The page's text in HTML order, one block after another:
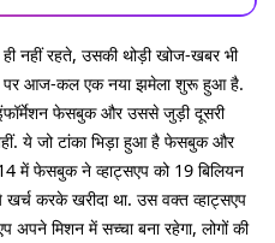
नहीं रहते, उसकी थोड़ी खोज-खबर भी
पर आज-कल एक नया झमेला शुरू हुआ है.
फेसबुक और उससे जुड़ी दूसरी
ये जो टांका भिड़ा हुआ है फेसबुक और
में फेसबुक ने व्हाट्सएप को 19 बिलियन
करके खरीदा था. उस वक्त व्हाट्सएप
मिशन में सच्चा बना रहेगा, लोगों की